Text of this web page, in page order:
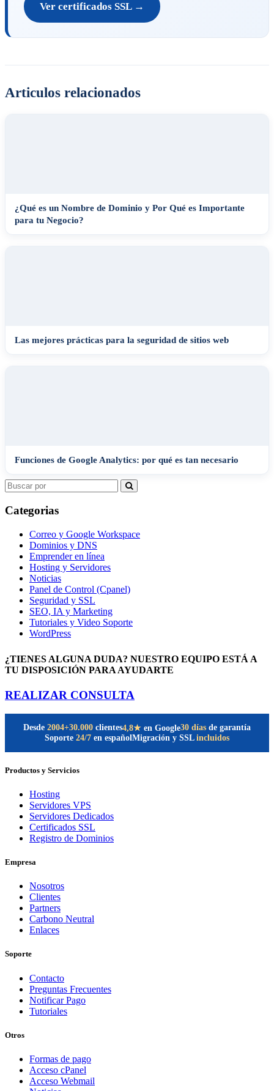
Ver certificados SSL →
Articulos relacionados
¿Qué es un Nombre de Dominio y Por Qué es Importante
para tu Negocio?
Las mejores prácticas para la seguridad de sitios web
Funciones de Google Analytics: por qué es tan necesario
Search
for:
Categorias
Correo y Google Workspace
Dominios y DNS
Emprender en línea
Hosting y Servidores
Noticias
Panel de Control (Cpanel)
Seguridad y SSL
SEO, IA y Marketing
Tutoriales y Video Soporte
WordPress
¿TIENES ALGUNA DUDA? NUESTRO EQUIPO ESTÁ A
TU DISPOSICIÓN PARA AYUDARTE
REALIZAR CONSULTA
Desde 2004+30.000 clientes4,8★ en Google30 días de garantía
Soporte 24/7 en españolMigración y SSL incluidos
Productos y Servicios
Hosting
Servidores VPS
Servidores Dedicados
Certificados SSL
Registro de Dominios
Empresa
Nosotros
Clientes
Partners
Carbono Neutral
Enlaces
Soporte
Contacto
Preguntas Frecuentes
Notificar Pago
Tutoriales
Otros
Formas de pago
Acceso cPanel
Acceso Webmail